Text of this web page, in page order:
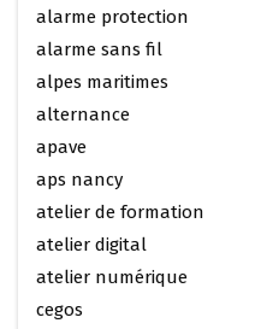
alarme protection
alarme sans fil
alpes maritimes
alternance
apave
aps nancy
atelier de formation
atelier digital
atelier numérique
cegos